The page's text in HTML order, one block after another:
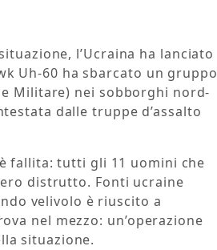
l’Ucraina ha lanciato
Uh-60 ha sbarcato un gruppo
Militare) nei sobborghi nord-
dalle truppe d’assalto
fallita: tutti gli 11 uomini che
distrutto. Fonti ucraine
velivolo è riuscito a
nel mezzo: un’operazione
situazione.